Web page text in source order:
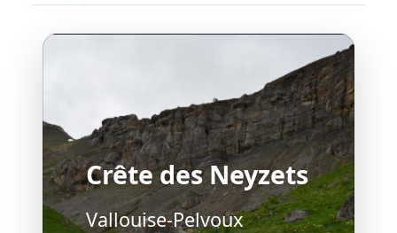
Crête des Neyzets
Vallouise-Pelvoux